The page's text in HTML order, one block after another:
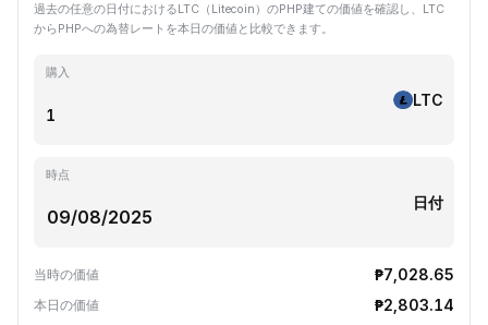
過去の任意の日付におけるLTC（Litecoin）のPHP建ての価値を確認し、LTC
からPHPへの為替レートを本日の価値と比較できます。
購入
LTC
時点
日付
当時の価値 ₱7,028.65
本日の価値 ₱2,803.14